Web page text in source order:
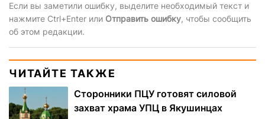
Если вы заметили ошибку, выделите необходимый текст и
нажмите Ctrl+Enter или Отправить ошибку, чтобы сообщить
об этом редакции.
ЧИТАЙТЕ ТАКЖЕ
Сторонники ПЦУ готовят силовой
захват храма УПЦ в Якушинцах